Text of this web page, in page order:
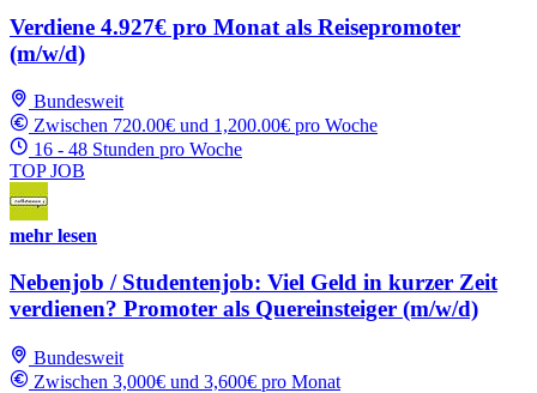
Verdiene 4.927€ pro Monat als Reisepromoter
(m/w/d)
Bundesweit
Zwischen 720.00€ und 1,200.00€ pro Woche
16 - 48 Stunden pro Woche
TOP JOB
mehr lesen
Nebenjob / Studentenjob: Viel Geld in kurzer Zeit
verdienen? Promoter als Quereinsteiger (m/w/d)
Bundesweit
Zwischen 3,000€ und 3,600€ pro Monat